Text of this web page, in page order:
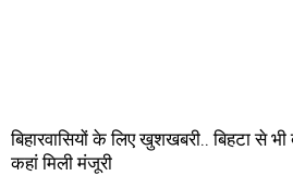
बिहारवासियों के लिए खुशखबरी.. बिहटा से भी
कहां मिली मंजूरी